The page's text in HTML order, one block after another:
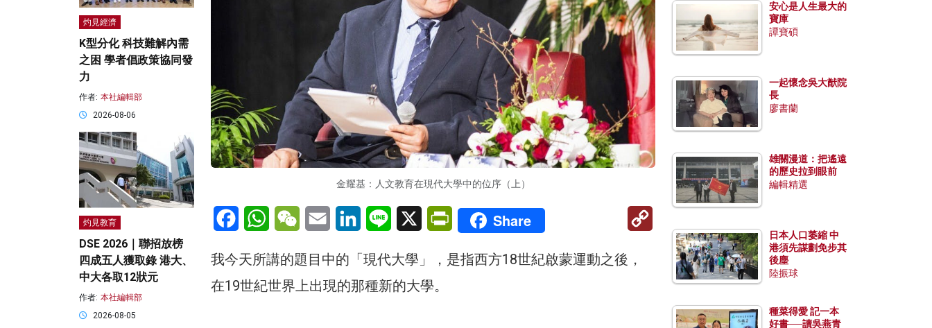
金耀基：人文教育在現代大學中的位序（上）
FacebookWhatsAppWeChatEmail LinkedInLine X PrintFriendly
Share
Copy
我今天所講的題目中的「現代大學」，是指西方18世紀啟蒙運動之後，
在19世紀世界上出現的那種新的大學。
灼見經濟
K型分化 科技難解內需
之困 學者倡政策協同發
力
作者: 本社編輯部
2026-08-06
灼見教育
DSE 2026｜聯招放榜
四成五人獲取錄 港大、
中大各取12狀元
作者: 本社編輯部
2026-08-05
安心是人生最大的
寶庫
譚寶碩
一起懷念吳大猷院
長
廖書蘭
雄關漫道：把遙遠
的歷史拉到眼前
編輯精選
日本人口萎縮 中
港須先謀劃免步其
後塵
陸振球
種菜得愛 記一本
好書──讀吳燕青